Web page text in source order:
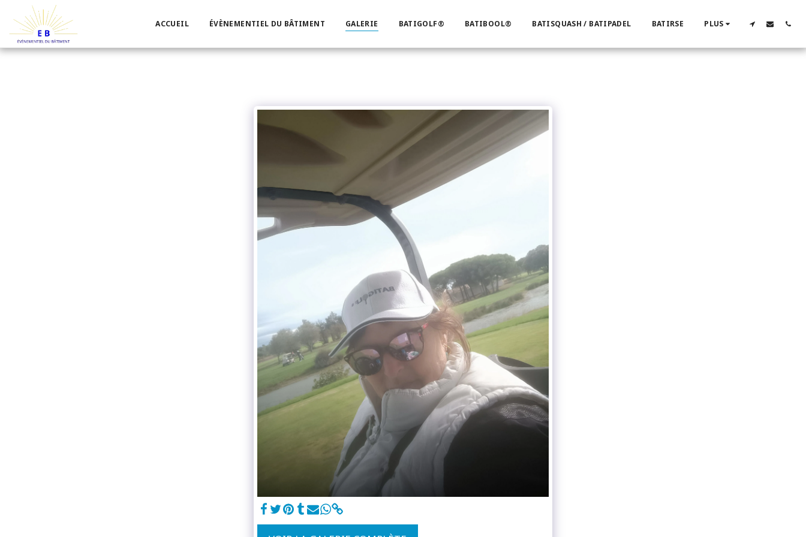
ACCUEIL ÉVÈNEMENTIEL DU BÂTIMENT GALERIE BATIGOLF® BATIBOOL® BATISQUASH / BATIPADEL BATIRSE PLUS